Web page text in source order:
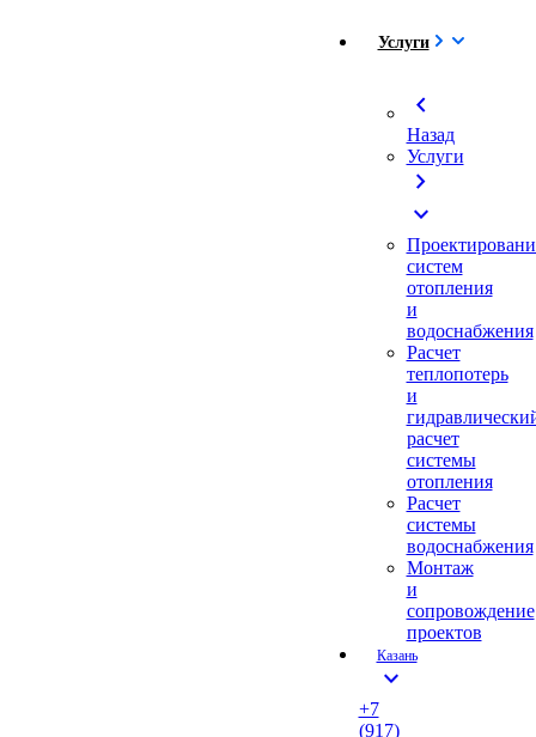
Услуги
chevron_left
Назад
Услуги
chevron_right
expand_more
систем
отопления
и
водоснабжения
Расчет
теплопотерь
и
расчет
системы
отопления
Расчет
системы
водоснабжения
Монтаж
и
сопровождение
проектов
Казань
expand_more
+7
(917)